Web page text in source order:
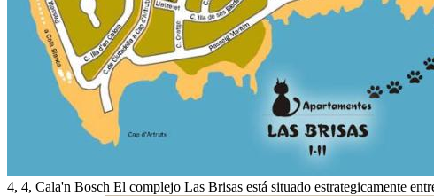
4, 4, Cala'n Bosch El complejo Las Brisas está situado estrategicamente